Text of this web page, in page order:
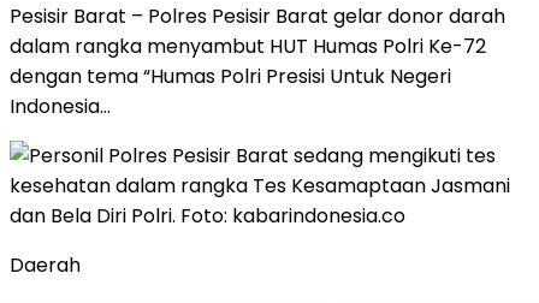
Pesisir Barat – Polres Pesisir Barat gelar donor darah
dalam rangka menyambut HUT Humas Polri Ke-72
dengan tema “Humas Polri Presisi Untuk Negeri
Indonesia…
Daerah